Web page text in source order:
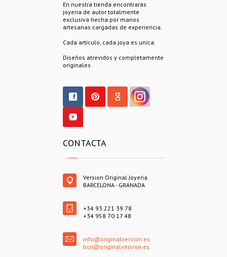
En nuestra tienda encontrarás
joyeria de autor totalmente
exclusiva hecha por manos
artesanas cargadas de experiencia.
Cada articulo, cada joya es unica.
Diseños atrevidos y completamente
originales
CONTACTA
Version Original Joyeria
BARCELONA - GRANADA
+34 93 221 39 78
+34 958 70 17 48
info@originalversion.es
bcn@originalversion.es